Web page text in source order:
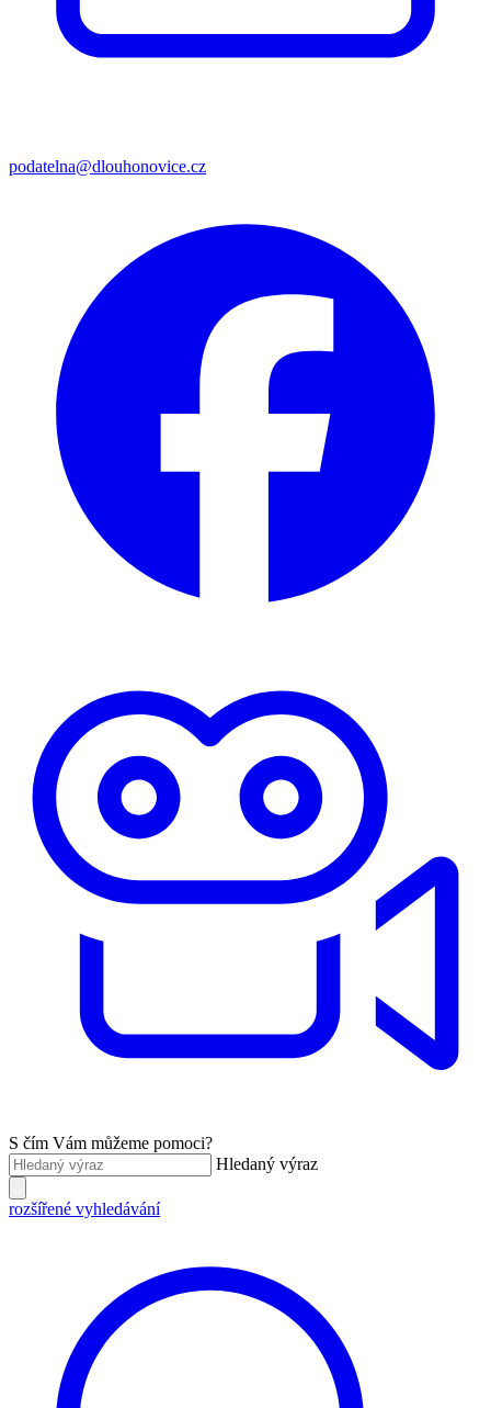
podatelna@dlouhonovice.cz
S čím Vám můžeme pomoci?
Hledaný výraz
rozšířené vyhledávání